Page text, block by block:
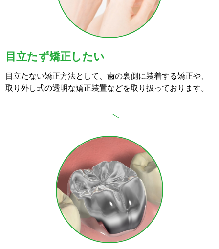
目立たず矯正したい
目立たない矯正方法として、歯の裏側に装着する矯正や、
取り外し式の透明な矯正装置などを取り扱っております。